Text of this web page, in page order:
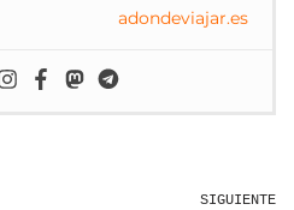
adondeviajar.es
SIGUIENTE